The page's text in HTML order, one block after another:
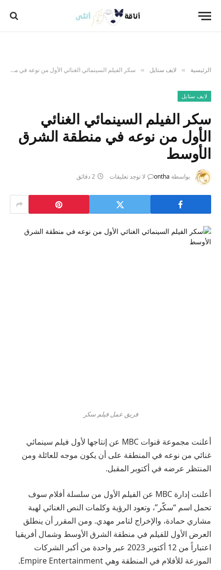
الرئيسية » لايف ستايل » سكر الفيلم السينمائي الغنائي الأول من نوعه في منطقة الشرق الأوسط
لايف ستايل
سكر الفيلم السينمائي الغنائي
الأول من نوعه في منطقة الشرق
الأوسط
بواسطة ontha لا توجد تعليقات 2 دقائق
فريق عمل فيلم سكر
أعلنت مجموعة قنوات MBC عن إنتاجها لأول فيلم سينمائي
غنائي من نوعه في المنطقة على أن يكون موجه للعائلة ومن
المنتظر عرضه في أكتوبر المقبل.
أعلنت إدارة MBC عن الفيلم الأول من سلسلة أفلام سوف
تحمل اسم “سكّر”، وتعود الرؤية وكلمات النص الغنائي لهبة
مشاري حمادة، والإخراج لتامر مهدي. ومن المقرر أن ينطلق
العرض الأول للفيلم في منطقة الشرق الأوسط وشمال أفريقيا
اعتباراً من 12 أكتوبر 2023 عبر واحدة من أكبر الشركات
الموزعة للأفلام في المنطقة وهي Empire Entertainment.